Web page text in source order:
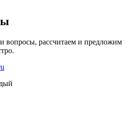
вопросы, рассчитаем и предложим